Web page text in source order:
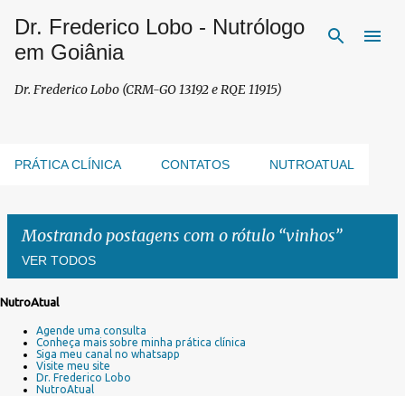
Pular para o conteúdo principal
Dr. Frederico Lobo - Nutrólogo
em Goiânia
Dr. Frederico Lobo (CRM-GO 13192 e RQE 11915)
PRÁTICA CLÍNICA CONTATOS NUTROATUAL
Mostrando postagens com o rótulo vinhos
VER TODOS
NutroAtual
Agende uma consulta
Conheça mais sobre minha prática clínica
Siga meu canal no whatsapp
Visite meu site
Dr. Frederico Lobo
NutroAtual